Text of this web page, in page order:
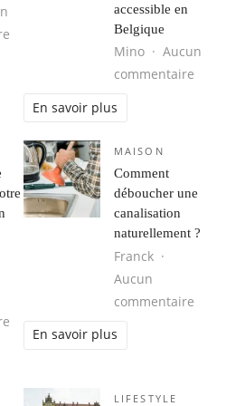
sur 5 looks chics et décontractés
accessible en
Belgique
Mino
Aucun
commentaire
En savoir plus
MAISON
Comment
déboucher une
canalisation
naturellement ?
Franck
Aucun
commentaire
En savoir plus
LIFESTYLE